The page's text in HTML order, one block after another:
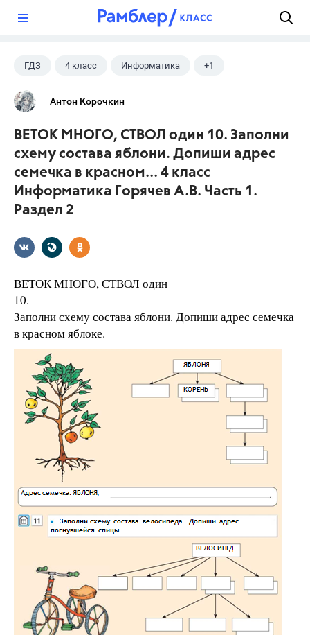
ГДЗ 4 класс Информатика +1
Горячев А.В.
Антон Корочкин
ВЕТОК МНОГО, СТВОЛ один 10. Заполни
схему состава яблони. Допиши адрес
семечка в красном... 4 класс
Информатика Горячев А.В. Часть 1.
Раздел 2
ВЕТОК МНОГО, СТВОЛ один
10.
Заполни схему состава яблони. Допиши адрес семечка
в красном яблоке.